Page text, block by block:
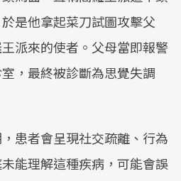
是他拿起菜刀試圖攻擊父
派來的使者。父母當即報警
，最終被診斷為思覺失調
患者會呈現社交疏離、行為
能理解這種疾病，可能會誤